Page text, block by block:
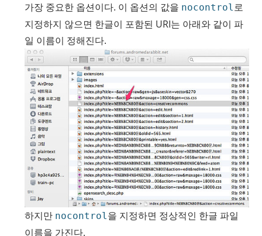
가장 중요한 옵션이다. 이 옵션의 값을 nocontrol로
지정하지 않으면 한글이 포함된 URI는 아래와 같이 파
일 이름이 정해진다.
하지만 nocontrol을 지정하면 정상적인 한글 파일
이름을 가진다.